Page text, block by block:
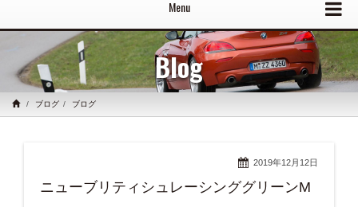
Menu
Blog
ブログ ブログ
2019年12月12日
ニューブリティシュレーシンググリーンM